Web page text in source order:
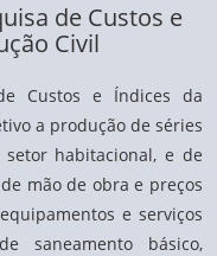
de Custos e
Civil
Custos e Índices da
a produção de séries
habitacional, e de
mão de obra e preços
e serviços
saneamento básico,